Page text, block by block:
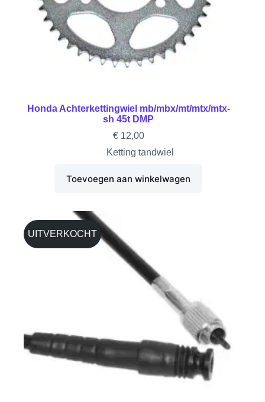
Honda Achterkettingwiel mb/mbx/mt/mtx/mtx-
sh 45t DMP
€12,00
Ketting tandwiel
Toevoegen aan winkelwagen
UITVERKOCHT